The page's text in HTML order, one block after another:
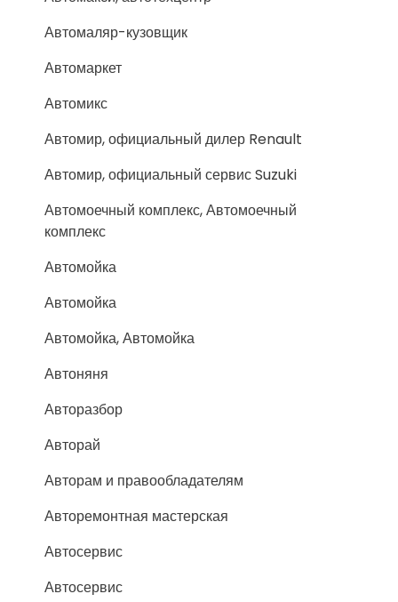
Автомаляр-кузовщик
Автомаркет
Автомикс
Автомир, официальный дилер Renault
Автомир, официальный сервис Suzuki
Автомоечный комплекс, Автомоечный
комплекс
Автомойка
Автомойка
Автомойка, Автомойка
Автоняня
Авторазбор
Авторай
Авторам и правообладателям
Авторемонтная мастерская
Автосервис
Автосервис